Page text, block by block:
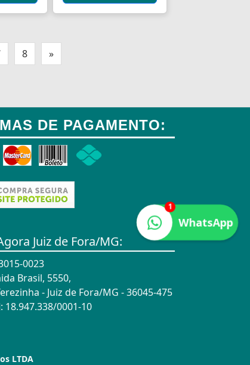
1
WhatsApp
8 »
DE PAGAMENTO:
Juiz de Fora/MG:
0023
Brasil, 5550,
- Juiz de Fora/MG - 36045-475
18.947.338/0001-10
LTDA